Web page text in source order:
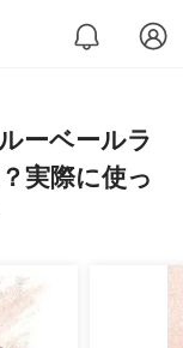
ーベールラ
実際に使っ